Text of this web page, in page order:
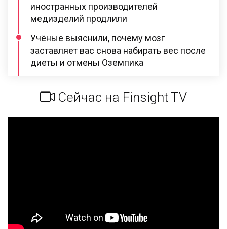
иностранных производителей
медизделий продлили
Учёные выяснили, почему мозг
заставляет вас снова набирать вес после
диеты и отмены Оземпика
Сейчас на Finsight TV